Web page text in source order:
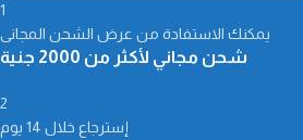
1
يمكنك الاستفادة من عرض الشحن المجانى
شحن مجاني لأكثر من 2000 جنية
2
إسترجاع خلال 14 يوم